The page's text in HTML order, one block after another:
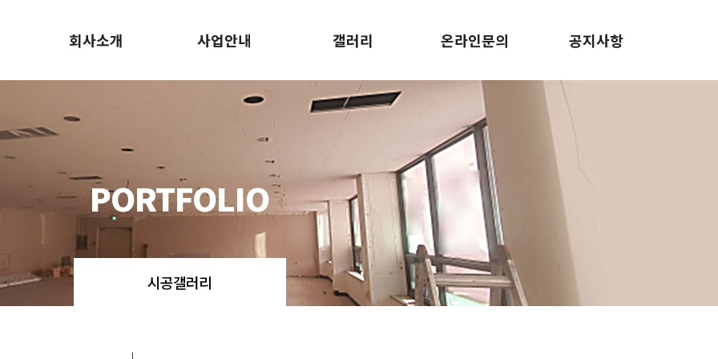
회사소개 사업안내
사업소개
갤러리
시공갤러리
온라인문의
온라인문의
공지사항
PORTFOLIO
시공갤러리